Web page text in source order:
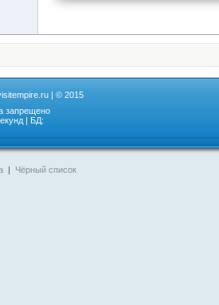
| © 2015
запрещено
| БД:
| Чёрный список